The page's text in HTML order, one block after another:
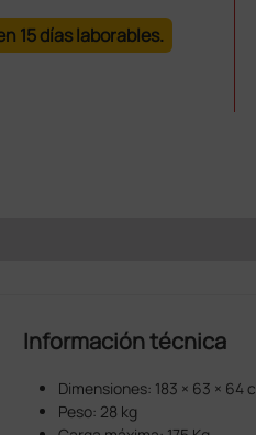
15 días laborables.
Información técnica
Dimensiones: 183 × 63 × 64
Peso: 28 kg